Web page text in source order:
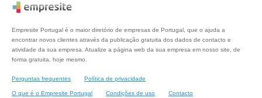
Empresite Portugal é o maior diretório de empresas de Portugal, que o ajuda a
encontrar novos clientes através da publicação gratuita dos dados de contacto e
atividade da sua empresa. Atualize a página web da sua empresa em nosso site, de
forma gratuita, hoje mesmo.
Perguntas frequentes Política de privacidade
O que é o Empresite Portugal Condições de uso Contacto